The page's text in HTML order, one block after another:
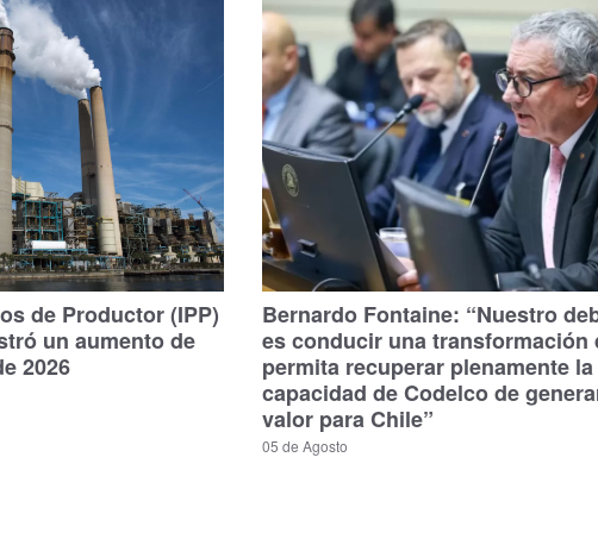
de Productor (IPP)
un aumento de
2026
Bernardo Fontaine: “Nuestro
es conducir una transformación
permita recuperar plenamente la
capacidad de Codelco de
valor para Chile”
05 de Agosto